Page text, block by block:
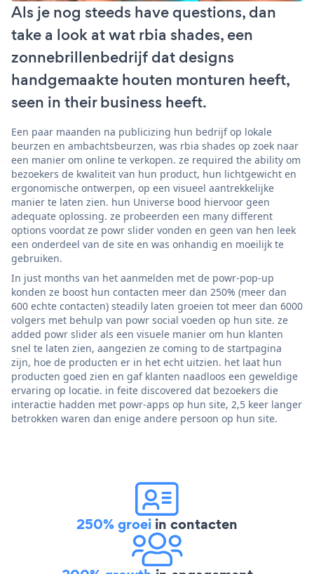
Als je nog steeds have questions, dan
take a look at wat rbia shades, een
zonnebrillenbedrijf dat designs
handgemaakte houten monturen heeft,
seen in their business heeft.
Een paar maanden na publicizing hun bedrijf op lokale
beurzen en ambachtsbeurzen, was rbia shades op zoek naar
een manier om online te verkopen. ze required the ability om
bezoekers de kwaliteit van hun product, hun lichtgewicht en
ergonomische ontwerpen, op een visueel aantrekkelijke
manier te laten zien. hun Universe bood hiervoor geen
adequate oplossing. ze probeerden een many different
options voordat ze powr slider vonden en geen van hen leek
een onderdeel van de site en was onhandig en moeilijk te
gebruiken.
In just months van het aanmelden met de powr-pop-up
konden ze boost hun contacten meer dan 250% (meer dan
600 echte contacten) steadily laten groeien tot meer dan 6000
volgers met behulp van powr social voeden op hun site. ze
added powr slider als een visuele manier om hun klanten
snel te laten zien, aangezien ze coming to de startpagina
zijn, hoe de producten er in het echt uitzien. het laat hun
producten goed zien en gaf klanten naadloos een geweldige
ervaring op locatie. in feite discovered dat bezoekers die
interactie hadden met powr-apps op hun site, 2,5 keer langer
betrokken waren dan enige andere persoon op hun site.
250% groei in contacten